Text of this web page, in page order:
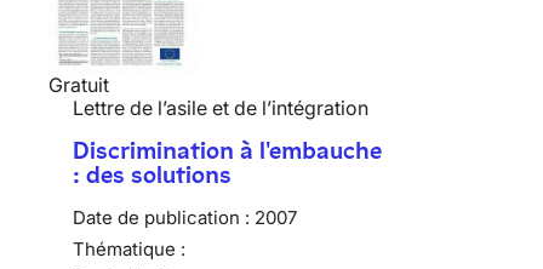
Gratuit
Lettre de l’asile et de l’intégration
Discrimination à l'embauche
: des solutions
Date de publication : 2007
Thématique :